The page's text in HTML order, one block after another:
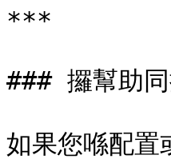
***
### 攞幫助
如果您喺配置